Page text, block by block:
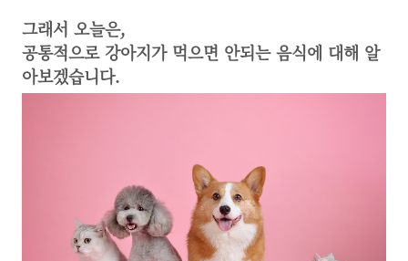
​그래서 오늘은,
공통적으로 강아지가 먹으면 안되는 음식에 대해 알
아보겠습니다.